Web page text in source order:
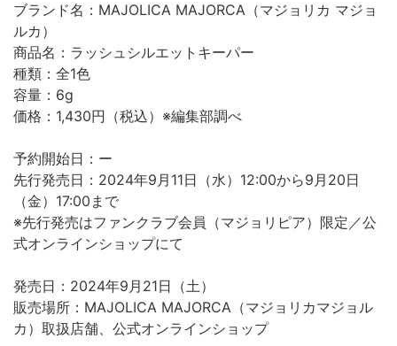
ブランド名：MAJOLICA MAJORCA（マジョリカ マジョ
ルカ）
商品名：ラッシュシルエットキーパー
種類：全1色
容量：6g
価格：1,430円（税込）※編集部調べ
予約開始日：ー
先行発売日：2024年9月11日（水）12:00から9月20日
（金）17:00まで
※先行発売はファンクラブ会員（マジョリピア）限定／公
式オンラインショップにて
発売日：2024年9月21日（土）
販売場所：MAJOLICA MAJORCA（マジョリカマジョル
カ）取扱店舗、公式オンラインショップ